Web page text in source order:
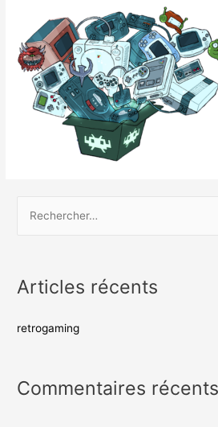
Articles récents
retrogaming
Commentaires récents